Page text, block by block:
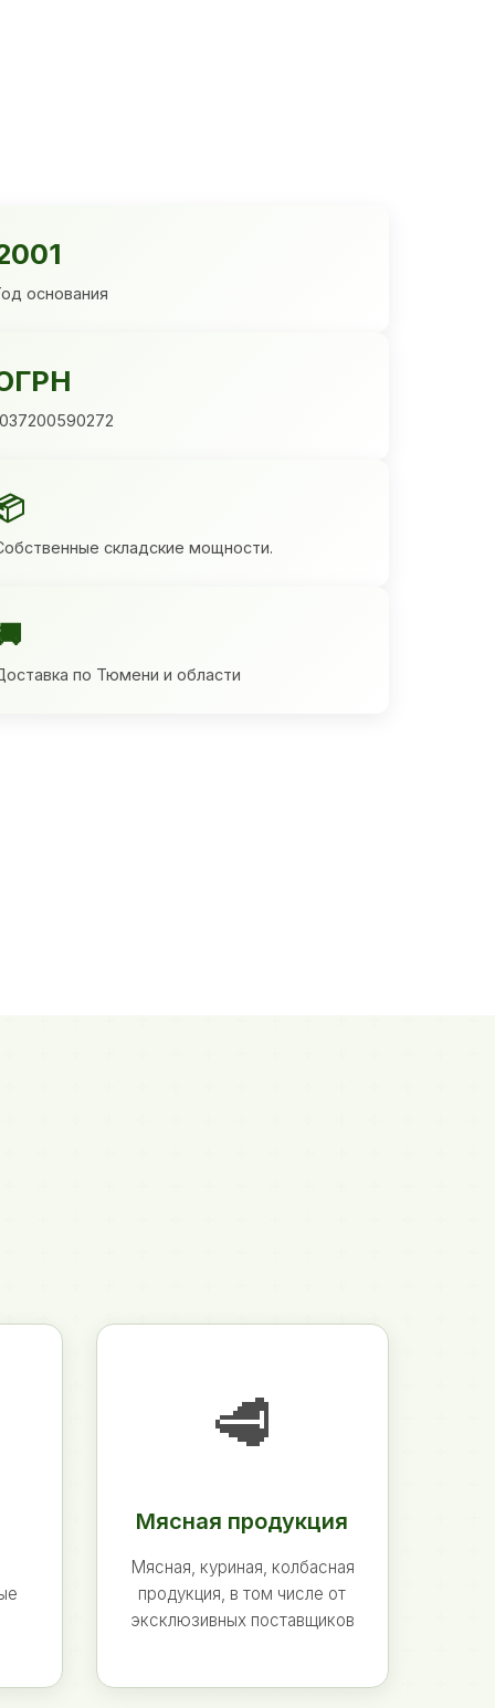
основания
складские мощности.
по Тюмени и области
🥩
Мясная продукция
Мясная, куриная, колбасная
продукция, в том числе от
эксклюзивных поставщиков